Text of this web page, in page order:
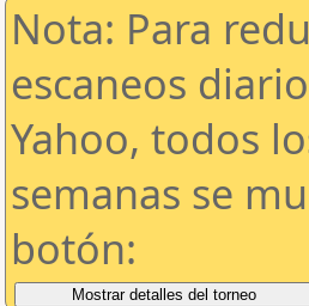
Nota: Para
escaneos
Yahoo, todos
semanas se
botón: